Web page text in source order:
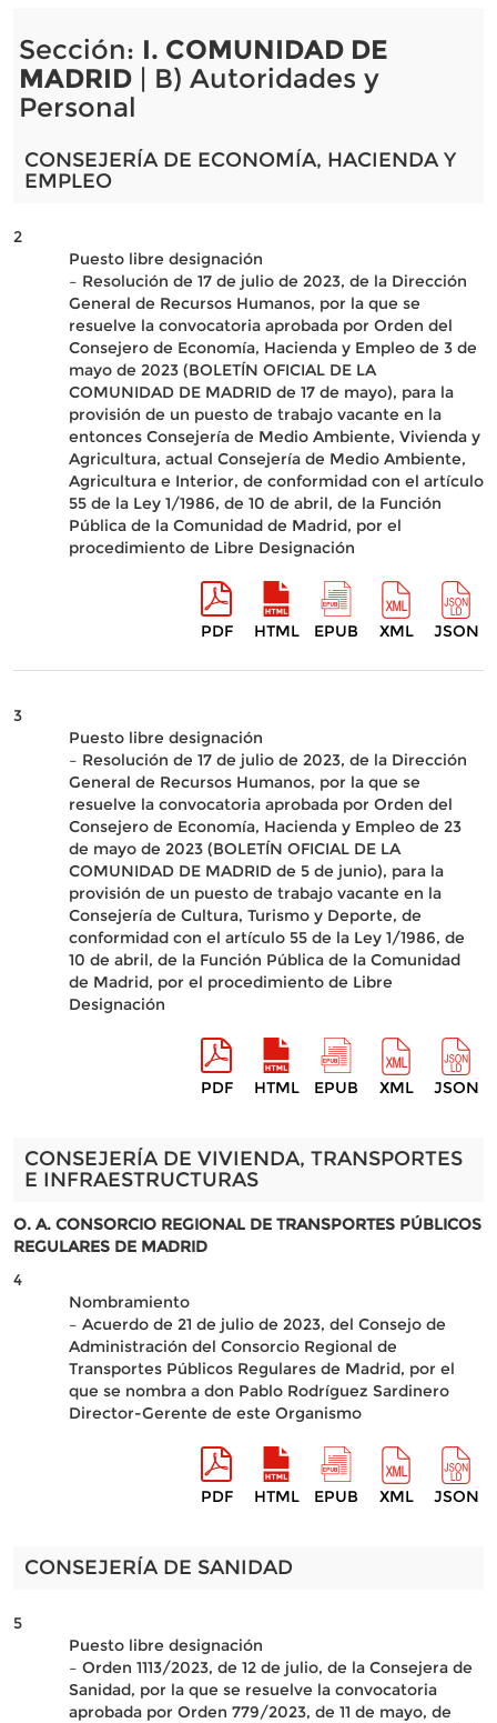
Sección: I. COMUNIDAD DE
MADRID| B) Autoridades y
Personal
CONSEJERÍA DE ECONOMÍA, HACIENDA Y
EMPLEO
2
Puesto libre designación
– Resolución de 17 de julio de 2023, de la Dirección
General de Recursos Humanos, por la que se
resuelve la convocatoria aprobada por Orden del
Consejero de Economía, Hacienda y Empleo de 3 de
mayo de 2023 (BOLETÍN OFICIAL DE LA
COMUNIDAD DE MADRID de 17 de mayo), para la
provisión de un puesto de trabajo vacante en la
entonces Consejería de Medio Ambiente, Vivienda y
Agricultura, actual Consejería de Medio Ambiente,
Agricultura e Interior, de conformidad con el artículo
55 de la Ley 1/1986, de 10 de abril, de la Función
Pública de la Comunidad de Madrid, por el
procedimiento de Libre Designación
PDF HTML EPUB XML JSON
3
Puesto libre designación
– Resolución de 17 de julio de 2023, de la Dirección
General de Recursos Humanos, por la que se
resuelve la convocatoria aprobada por Orden del
Consejero de Economía, Hacienda y Empleo de 23
de mayo de 2023 (BOLETÍN OFICIAL DE LA
COMUNIDAD DE MADRID de 5 de junio), para la
provisión de un puesto de trabajo vacante en la
Consejería de Cultura, Turismo y Deporte, de
conformidad con el artículo 55 de la Ley 1/1986, de
10 de abril, de la Función Pública de la Comunidad
de Madrid, por el procedimiento de Libre
Designación
PDF HTML EPUB XML JSON
CONSEJERÍA DE VIVIENDA, TRANSPORTES
E INFRAESTRUCTURAS
O. A. CONSORCIO REGIONAL DE TRANSPORTES PÚBLICOS
REGULARES DE MADRID
4
Nombramiento
– Acuerdo de 21 de julio de 2023, del Consejo de
Administración del Consorcio Regional de
Transportes Públicos Regulares de Madrid, por el
que se nombra a don Pablo Rodríguez Sardinero
Director-Gerente de este Organismo
PDF HTML EPUB XML JSON
CONSEJERÍA DE SANIDAD
5
Puesto libre designación
– Orden 1113/2023, de 12 de julio, de la Consejera de
Sanidad, por la que se resuelve la convocatoria
aprobada por Orden 779/2023, de 11 de mayo, de